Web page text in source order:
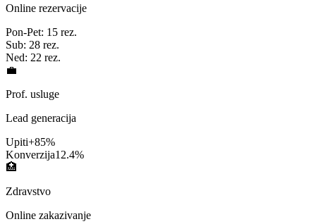
Online rezervacije
Pon-Pet: 15 rez.
Sub: 28 rez.
Ned: 22 rez.
💼
Prof. usluge
Lead generacija
Upiti+85%
Konverzija12.4%
🏥
Zdravstvo
Online zakazivanje